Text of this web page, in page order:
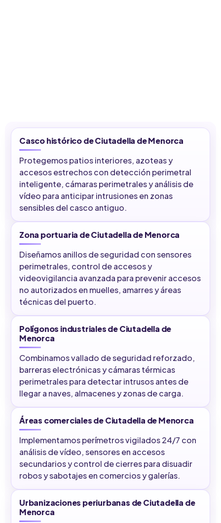
Casco histórico de Ciutadella de Menorca
Protegemos patios interiores, azoteas y
accesos estrechos con detección perimetral
inteligente, cámaras perimetrales y análisis de
vídeo para anticipar intrusiones en zonas
sensibles del casco antiguo.
Zona portuaria de Ciutadella de Menorca
Diseñamos anillos de seguridad con sensores
perimetrales, control de accesos y
videovigilancia avanzada para prevenir accesos
no autorizados en muelles, amarres y áreas
técnicas del puerto.
Polígonos industriales de Ciutadella de
Menorca
Combinamos vallado de seguridad reforzado,
barreras electrónicas y cámaras térmicas
perimetrales para detectar intrusos antes de
llegar a naves, almacenes y zonas de carga.
Áreas comerciales de Ciutadella de Menorca
Implementamos perímetros vigilados 24/7 con
análisis de vídeo, sensores en accesos
secundarios y control de cierres para disuadir
robos y sabotajes en comercios y galerías.
Urbanizaciones periurbanas de Ciutadella de
Menorca